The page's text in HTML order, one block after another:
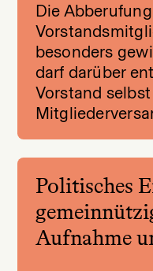
Die
besonders
darf darüber
Vorstand
Politisches
Aufnahme